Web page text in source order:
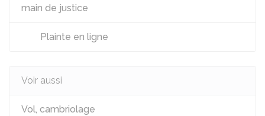
main de justice
Plainte en ligne
Voir aussi
Vol, cambriolage